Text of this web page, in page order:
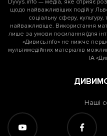
Dyvys.info — медіа, яке сприяє
щодо найважливіших подій у
соціальну сферу, культуру,
найважливіше. Використання
лише за умови посилання (для
«Дивись.info» не нижче
мультимедійних матеріалів
ІА
Наші